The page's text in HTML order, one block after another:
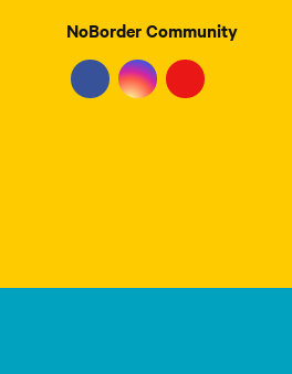
NoBorder Community